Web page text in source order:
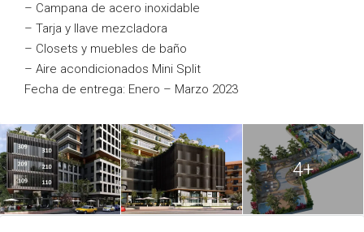
– Campana de acero inoxidable
– Tarja y llave mezcladora
– Closets y muebles de baño
– Aire acondicionados Mini Split
Fecha de entrega: Enero – Marzo 2023
4+